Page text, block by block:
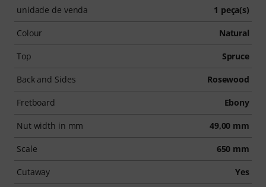
unidade de venda 1 peça(s)
Colour Natural
Top Spruce
Back and Sides Rosewood
Fretboard Ebony
Nut width in mm 49,00 mm
Scale 650 mm
Cutaway Yes